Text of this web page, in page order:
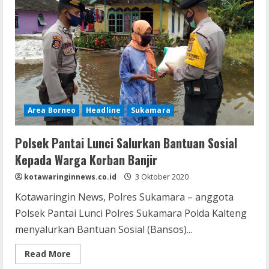
Area Borneo Headline Sukamara
Polsek Pantai Lunci Salurkan Bantuan Sosial
Kepada Warga Korban Banjir
kotawaringinnews.co.id 3 Oktober 2020
Kotawaringin News, Polres Sukamara – anggota
Polsek Pantai Lunci Polres Sukamara Polda Kalteng
menyalurkan Bantuan Sosial (Bansos)...
Read More
more